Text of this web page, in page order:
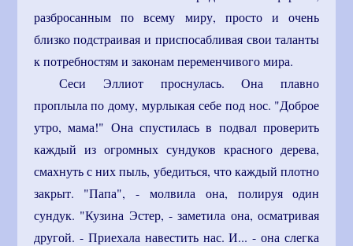
разбросанным по всему миру, просто и очень
близко подстраивая и приспосабливая свои таланты
к потребностям и законам переменчивого мира.
Сеси Эллиот проснулась. Она плавно
проплыла по дому, мурлыкая себе под нос. "Доброе
утро, мама!" Она спустилась в подвал проверить
каждый из огромных сундуков красного дерева,
смахнуть с них пыль, убедиться, что каждый плотно
закрыт. "Папа", - молвила она, полируя один
сундук. "Кузина Эстер, - заметила она, осматривая
другой. - Приехала навестить нас. И... - она слегка